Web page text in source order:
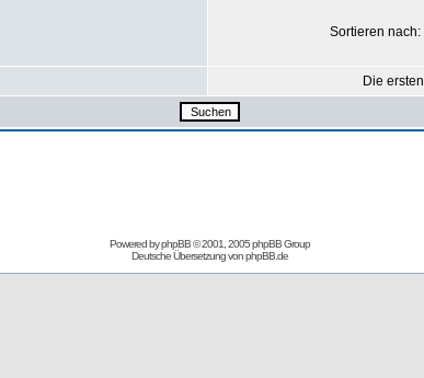
Sortieren nach:
Die ersten
Powered byphpBB© 2001, 2005 phpBB Group
Deutsche Übersetzung vonphpBB.de